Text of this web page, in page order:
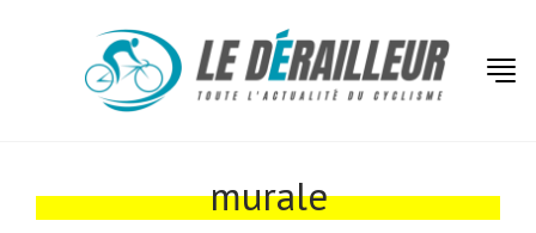
murale
Tests de produits